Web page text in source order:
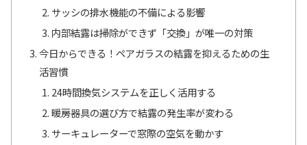
サッシの排水機能の不備による影響
内部結露は掃除ができず「交換」が唯一の対策
今日からできる！ペアガラスの結露を抑えるための生
活習慣
24時間換気システムを正しく活用する
暖房器具の選び方で結露の発生率が変わる
サーキュレーターで窓際の空気を動かす